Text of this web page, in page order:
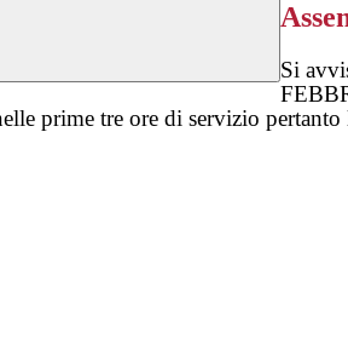
Si
prime tre ore di servizio